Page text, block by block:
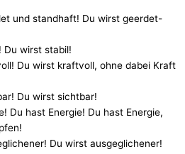
und standhaft! Du wirst geerdet-
Du wirst stabil!
Du wirst kraftvoll, ohne dabei Kraft
Du wirst sichtbar!
Du hast Energie! Du hast Energie,
Du wirst ausgeglichener!